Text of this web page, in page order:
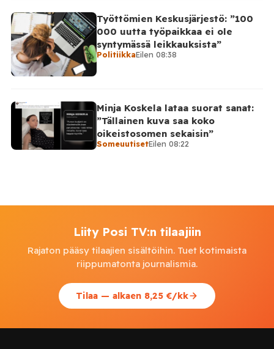
Työttömien Keskusjärjestö: ”100
000 uutta työpaikkaa ei ole
syntymässä leikkauksista”
PolitiikkaEilen 08:38
Minja Koskela lataa suorat sanat:
”Tällainen kuva saa koko
oikeistosomen sekaisin”
SomeuutisetEilen 08:22
Liity Posi TV:n tilaajiin
Rajaton pääsy tilaajien sisältöihin. Tuet kotimaista
riippumatonta journalismia.
Tilaa — alkaen 8,25 €/kk